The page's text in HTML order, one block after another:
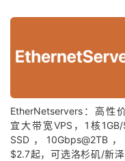
EtherNetservers：高性
宜大带宽VPS，1核1GB/
SSD，10Gbps@2TB
$2.7起，可选洛杉矶/新